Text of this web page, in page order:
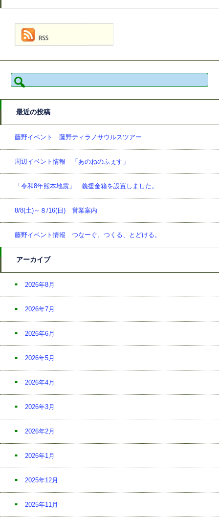
検
索:
最近の投稿
藤野イベント 藤野ティラノサウルスツアー
周辺イベント情報 「あのねのふぇす」
「令和8年熊本地震」 義援金箱を設置しました。
8/8(土)～８/16(日) 営業案内
藤野イベント情報 つなーぐ、つくる、とどける。
アーカイブ
2026年8月
2026年7月
2026年6月
2026年5月
2026年4月
2026年3月
2026年2月
2026年1月
2025年12月
2025年11月